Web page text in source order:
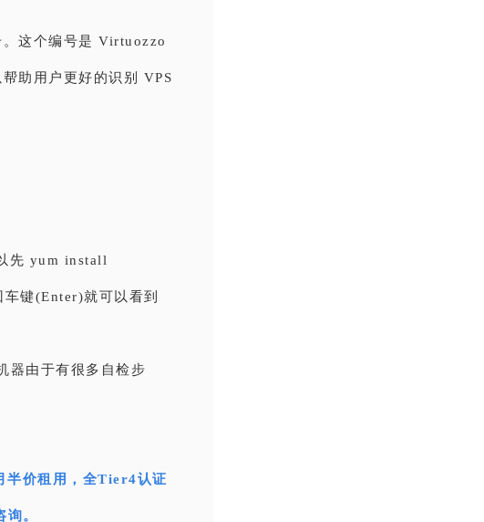
。这个编号是 Virtuozzo
助用户更好的识别 VPS
先 yum install
键(Enter)就可以看到
器由于有很多自检步
半价租用，全Tier4认证
。